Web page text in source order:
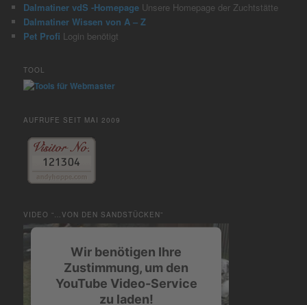
Dalmatiner vdS -Homepage Unsere Homepage der Zuchtstätte
Dalmatiner Wissen von A – Z
Pet Profi Login benötigt
TOOL
AUFRUFE SEIT MAI 2009
VIDEO “…VON DEN SANDSTÜCKEN”
Wir benötigen Ihre
Zustimmung, um den
YouTube Video-Service
zu laden!